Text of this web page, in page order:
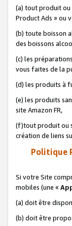
(a) tout produit ou
Product Ads » ou
(b) toute boisson
des boissons
(c) les
vous faites de la
(d) les produits à
(e) les produits
site Amazon FR,
(f)tout produit ou
création de liens
Politique
Si votre Site
mobiles (une «
(a) doit être
(b) doit être